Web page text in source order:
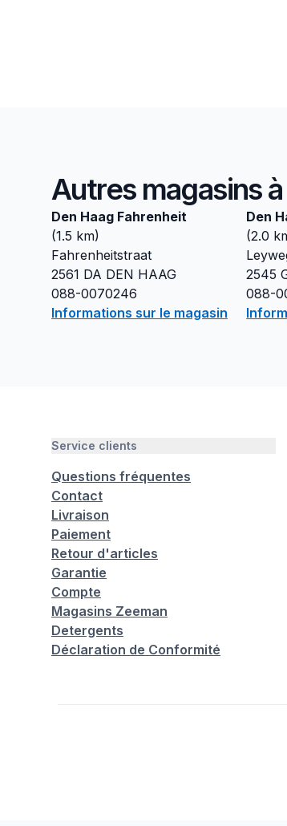
Autres magasins
Den Haag Fahrenheit
(1.5 km)
Fahrenheitstraat
2561 DA DEN HAAG
088-0070246
Informations sur le magasin
Den
(2.0
2545
088-
Service clients
Questions fréquentes
Contact
Livraison
Paiement
Retour d'articles
Garantie
Compte
Magasins Zeeman
Detergents
Déclaration de Conformité